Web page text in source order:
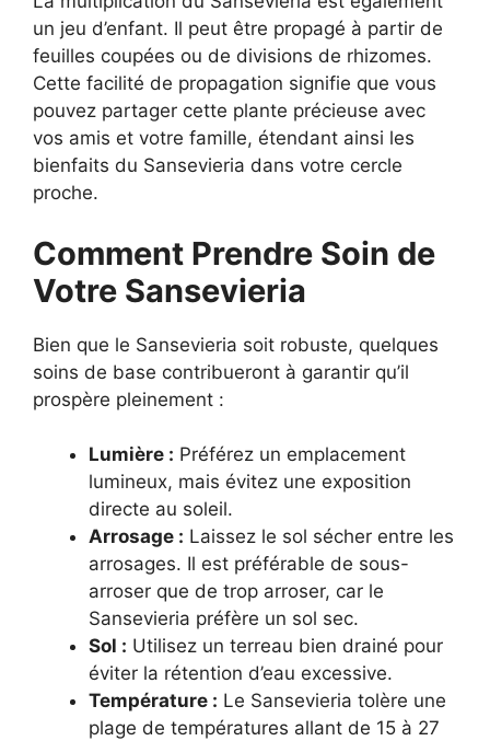
un jeu d’enfant. Il peut être propagé à partir de
feuilles coupées ou de divisions de rhizomes.
Cette facilité de propagation signifie que vous
pouvez partager cette plante précieuse avec
vos amis et votre famille, étendant ainsi les
bienfaits du Sansevieria dans votre cercle
proche.
Comment Prendre Soin de
Votre Sansevieria
Bien que le Sansevieria soit robuste, quelques
soins de base contribueront à garantir qu’il
prospère pleinement :
Lumière : Préférez un emplacement
lumineux, mais évitez une exposition
directe au soleil.
Arrosage : Laissez le sol sécher entre les
arrosages. Il est préférable de sous-
arroser que de trop arroser, car le
Sansevieria préfère un sol sec.
Sol : Utilisez un terreau bien drainé pour
éviter la rétention d’eau excessive.
Température : Le Sansevieria tolère une
plage de températures allant de 15 à 27